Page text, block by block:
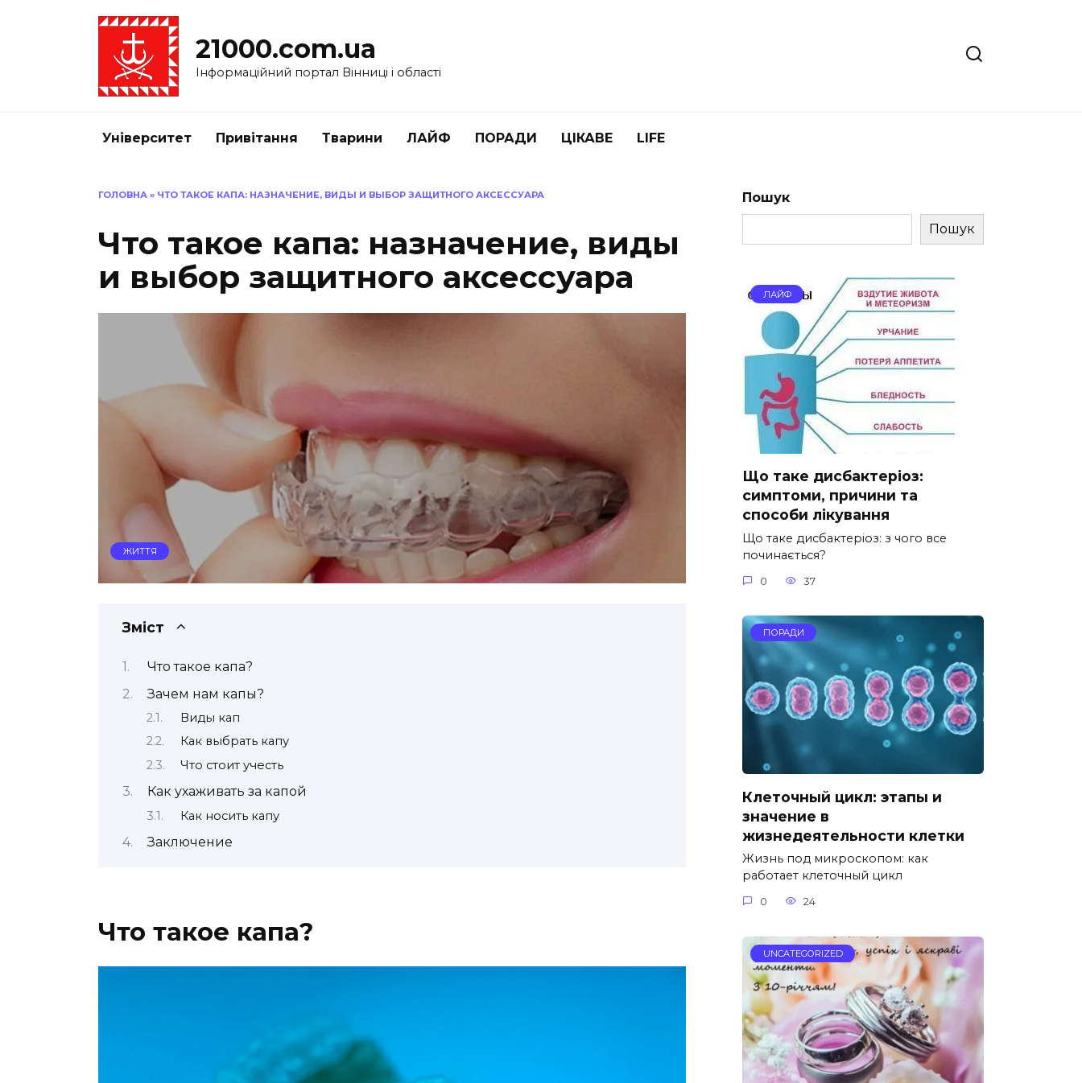
21000.com.ua
Інформаційний портал Вінниці і області
Університет Привітання Тварини ЛАЙФ ПОРАДИ ЦІКАВЕ LIFE
ГОЛОВНА » ЧТО ТАКОЕ КАПА: НАЗНАЧЕНИЕ, ВИДЫ И ВЫБОР ЗАЩИТНОГО АКСЕССУАРА
Что такое капа: назначение, виды
и выбор защитного аксессуара
ЖИТТЯ
Зміст
Что такое капа?
Зачем нам капы?
Виды кап
Как выбрать капу
Что стоит учесть
Как ухаживать за капой
Как носить капу
Заключение
Что такое капа?
Пошук
Пошук
ЛАЙФ
Що таке дисбактеріоз:
симптоми, причини та
способи лікування
Що таке дисбактеріоз: з чого все
починається?
0 37
ПОРАДИ
Клеточный цикл: этапы и
значение в
жизнедеятельности клетки
Жизнь под микроскопом: как
работает клеточный цикл
0 24
UNCATEGORIZED